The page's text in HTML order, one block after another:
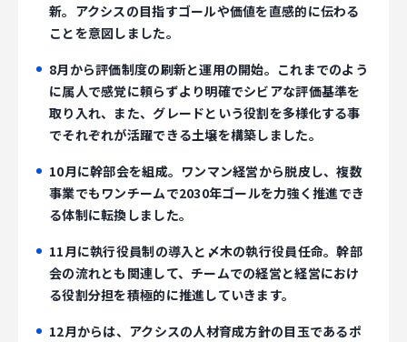
新。アクシスの目指すゴールや価値を直感的に伝わる
ことを意図しました。
8月から評価制度の刷新と運用の開始。これまでのよう
に属人で感覚に頼らずより明確でシビアな評価基準を
取り入れ、また、グレードという役割を多様化する事
でそれぞれが活躍できる土壌を構築しました。
10月に幹部会を組成。ワンマン経営から脱皮し、複数
事業でもワンチームで2030年ゴールを力強く推進でき
る体制に転換しました。
11月に執行役員制の導入と〆木の執行役員任命。幹部
会の流れとも関連して、チームでの経営と経営におけ
る役割分担を積極的に推進していきます。
12月からは、アクシスの人材育成方針の目玉であるポ